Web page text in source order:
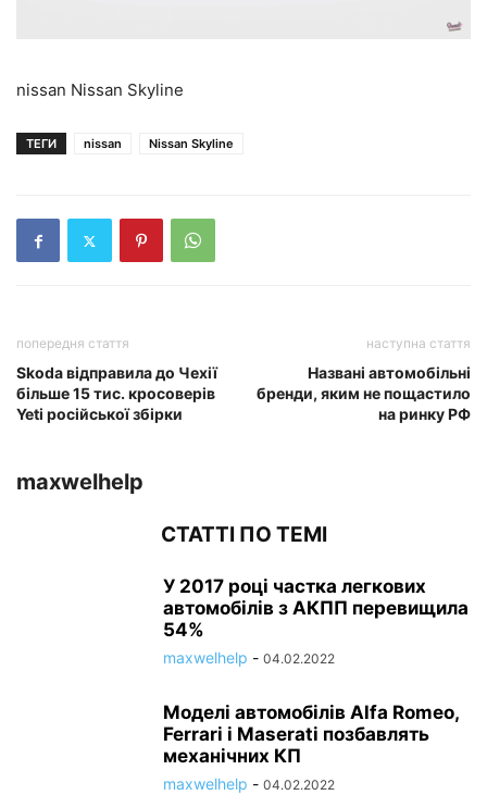
nissan Nissan Skyline
ТЕГИ nissan Nissan Skyline
попередня стаття
Skoda відправила до Чехії
більше 15 тис. кросоверів
Yeti російської збірки
наступна стаття
Названі автомобільні
бренди, яким не пощастило
на ринку РФ
maxwelhelp
СТАТТІ ПО ТЕМІ
У 2017 році частка легкових
автомобілів з АКПП перевищила
54%
maxwelhelp - 04.02.2022
Моделі автомобілів Alfa Romeo,
Ferrari і Maserati позбавлять
механічних КП
maxwelhelp - 04.02.2022